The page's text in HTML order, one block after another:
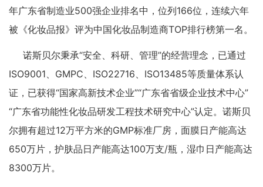
年广东省制造业500强企业排名中，位列166位，连续六年
被《化妆品报》评为中国化妆品制造商TOP排行榜第一名。
诺斯贝尔秉承“安全、科研、管理”的经营理念，已通过
ISO9001、GMPC、ISO22716、ISO13485等质量体系认
证，已获得“国家高新技术企业”“广东省省级企业技术中心”
“广东省功能性化妆品研发工程技术研究中心”认定。诺斯贝
尔拥有超过12万平方米的GMP标准厂房，面膜日产能高达
650万片，护肤品日产能高达100万支/瓶，湿巾日产能高达
8300万片。